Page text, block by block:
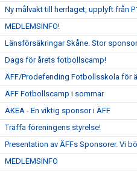
Ny målvakt till herrlaget, upplyft från
MEDLEMSINFO!
Länsförsäkringar Skåne. Stor
Dags för årets fotbollscamp!
ÄFF/Prodefending Fotbollsskola för
ÄFF Fotbollscamp i sommar
AKEA - En viktig sponsor i ÄFF
Träffa föreningens styrelse!
Presentation av ÄFFs Sponsorer. Vi
MEDLEMSINFO